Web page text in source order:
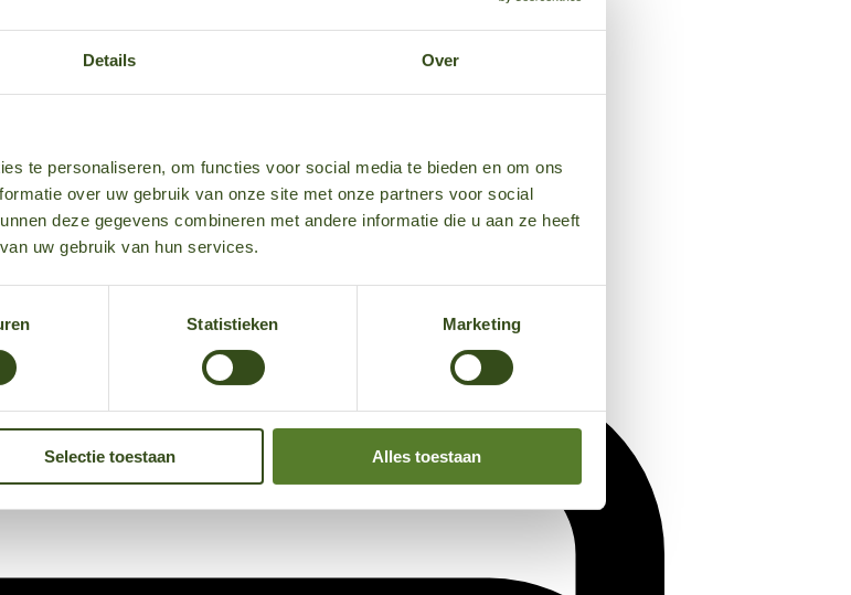
Details Over
te personaliseren, om functies voor social media te bieden en om ons
over uw gebruik van onze site met onze partners voor social
deze gegevens combineren met andere informatie die u aan ze heeft
uw gebruik van hun services.
Statistieken Marketing
Selectie toestaan Alles toestaan